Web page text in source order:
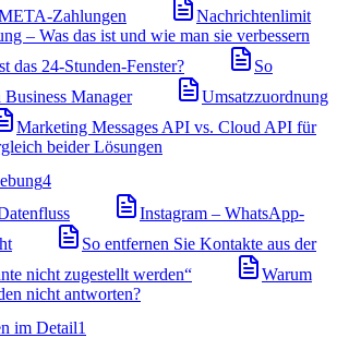
Zahlungen
Nachrichtenlimit
– Was das ist und wie man sie verbessern
das 24-Stunden-Fenster?
So
Manager
Umsatzzuordnung
Marketing Messages API vs. Cloud API für
beider Lösungen
4
Instagram – WhatsApp-
So entfernen Sie Kontakte aus der
nicht zugestellt werden“
Warum
nicht antworten?
im Detail1